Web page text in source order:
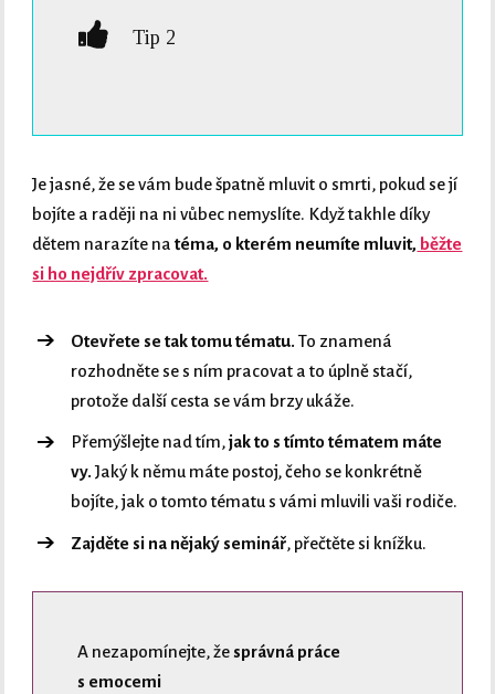
Tip 2
Je jasné, že se vám bude špatně mluvit o smrti, pokud se jí
bojíte a raději na ni vůbec nemyslíte. Když takhle díky
dětem narazíte natéma, o kterém neumíte mluvit, běžte
si ho nejdřív zpracovat.
Otevřete se tak tomu tématu. To znamená
rozhodněte se s ním pracovat a to úplně stačí,
protože další cesta se vám brzy ukáže.
Přemýšlejte nad tím,jak to s tímto tématem máte
vy.Jaký k němu máte postoj, čeho se konkrétně
bojíte, jak o tomto tématu s vámi mluvili vaši rodiče.
Zajděte si na nějaký seminář, přečtěte si knížku.
A nezapomínejte, že správná práce
s emocemi